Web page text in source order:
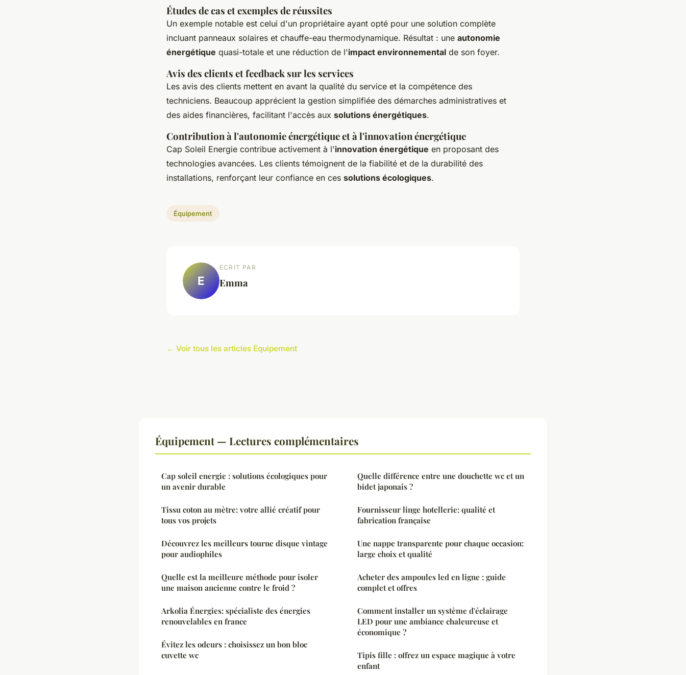
Études de cas et exemples de réussites
Un exemple notable est celui d'un propriétaire ayant opté pour une solution complète
incluant panneaux solaires et chauffe-eau thermodynamique. Résultat : une autonomie
énergétique quasi-totale et une réduction de l'impact environnemental de son foyer.
Avis des clients et feedback sur les services
Les avis des clients mettent en avant la qualité du service et la compétence des
techniciens. Beaucoup apprécient la gestion simplifiée des démarches administratives et
des aides financières, facilitant l'accès aux solutions énergétiques.
Contribution à l'autonomie énergétique et à l'innovation énergétique
Cap Soleil Energie contribue activement à l'innovation énergétique en proposant des
technologies avancées. Les clients témoignent de la fiabilité et de la durabilité des
installations, renforçant leur confiance en ces solutions écologiques.
Équipement
E
ECRIT PAR
Emma
← Voir tous les articles Équipement
Équipement — Lectures complémentaires
Cap soleil energie : solutions écologiques pour
un avenir durable
Tissu coton au mètre: votre allié créatif pour
tous vos projets
Découvrez les meilleurs tourne disque vintage
pour audiophiles
Quelle est la meilleure méthode pour isoler
une maison ancienne contre le froid ?
Arkolia Énergies: spécialiste des énergies
renouvelables en france
Évitez les odeurs : choisissez un bon bloc
cuvette wc
Quelle différence entre une douchette wc et un
bidet japonais ?
Fournisseur linge hotellerie: qualité et
fabrication française
Une nappe transparente pour chaque occasion:
large choix et qualité
Acheter des ampoules led en ligne : guide
complet et offres
Comment installer un système d'éclairage
LED pour une ambiance chaleureuse et
économique ?
Tipis fille : offrez un espace magique à votre
enfant